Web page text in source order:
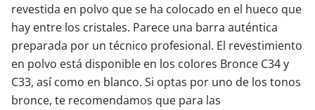
revestida en polvo que se ha colocado en el hueco que
hay entre los cristales. Parece una barra auténtica
preparada por un técnico profesional. El revestimiento
en polvo está disponible en los colores Bronce C34 y
C33, así como en blanco. Si optas por uno de los tonos
bronce, te recomendamos que para las